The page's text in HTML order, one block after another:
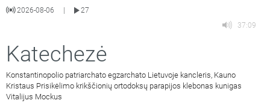
2026-08-06
27
37:09
Katechezė
Konstantinopolio patriarchato egzarchato Lietuvoje kancleris, Kauno
Kristaus Prisikėlimo krikščionių ortodoksų parapijos klebonas kunigas
Vitalijus Mockus